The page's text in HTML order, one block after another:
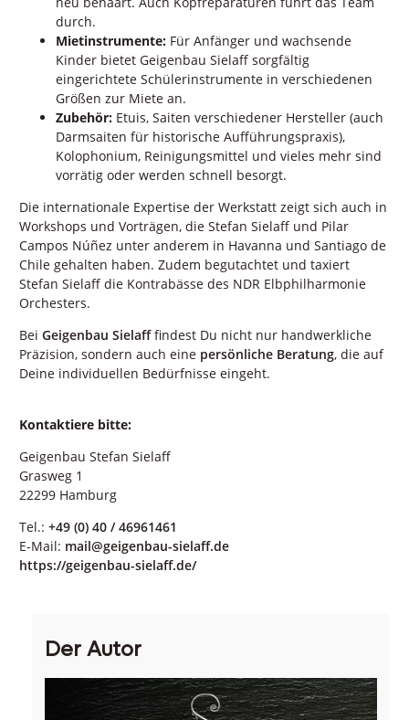
durch.
Mietinstrumente: Für Anfänger und wachsende
Kinder bietet Geigenbau Sielaff sorgfältig
eingerichtete Schülerinstrumente in verschiedenen
Größen zur Miete an.
Zubehör: Etuis, Saiten verschiedener Hersteller (auch
Darmsaiten für historische Aufführungspraxis),
Kolophonium, Reinigungsmittel und vieles mehr sind
vorrätig oder werden schnell besorgt.
Die internationale Expertise der Werkstatt zeigt sich auch in
Workshops und Vorträgen, die Stefan Sielaff und Pilar
Campos Núñez unter anderem in Havanna und Santiago de
Chile gehalten haben. Zudem begutachtet und taxiert
Stefan Sielaff die Kontrabässe des NDR Elbphilharmonie
Orchesters.
Bei Geigenbau Sielafffindest Du nicht nur handwerkliche
Präzision, sondern auch eine persönliche Beratung, die auf
Deine individuellen Bedürfnisse eingeht.
Kontaktiere bitte:
Geigenbau Stefan Sielaff
Grasweg 1
22299 Hamburg
Tel.: +49 (0) 40 / 46961461
E-Mail: mail@geigenbau-sielaff.de
https://geigenbau-sielaff.de/
Der Autor